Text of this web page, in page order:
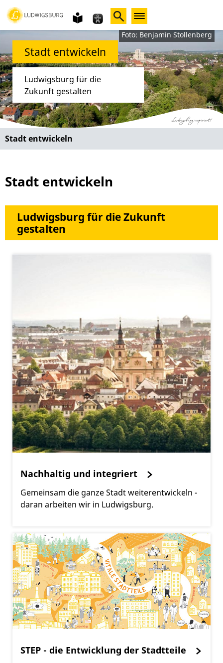
Gebärdensprache
leichte
SpracheFoto: Benjamin Stollenberg
Stadt entwickeln
Ludwigsburg für die
Zukunft gestalten
Stadt entwickeln
Stadt entwickeln
Ludwigsburg für die Zukunft
gestalten
Nachhaltig und integriert
Gemeinsam die ganze Stadt weiterentwickeln -
daran arbeiten wir in Ludwigsburg.
STEP - die Entwicklung der Stadtteile